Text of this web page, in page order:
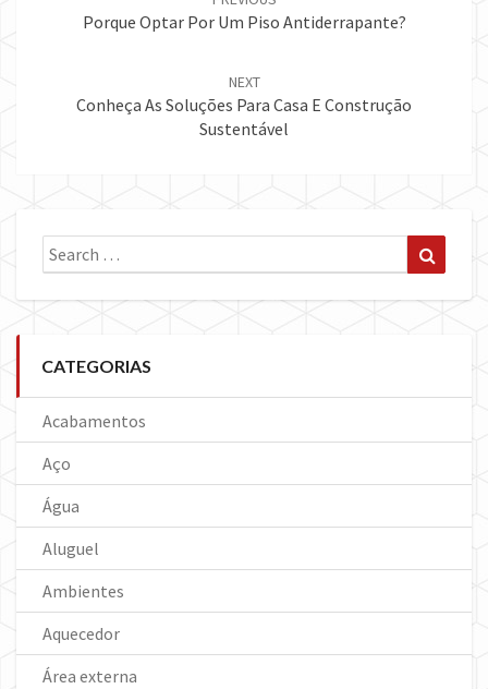
Porque Optar Por Um Piso Antiderrapante?
NEXT
Conheça As Soluções Para Casa E Construção
Sustentável
Search
for:
CATEGORIAS
Acabamentos
Aço
Água
Aluguel
Ambientes
Aquecedor
Área externa